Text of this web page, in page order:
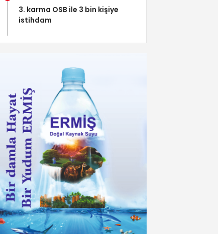
3. karma OSB ile 3 bin kişiye
istihdam